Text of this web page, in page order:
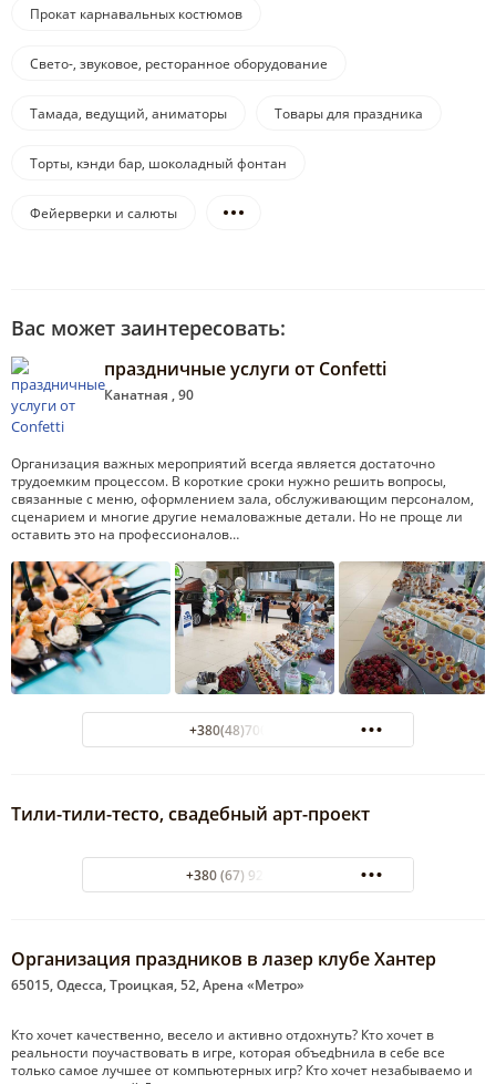
Прокат карнавальных костюмов
Свето-, звуковое, ресторанное оборудование
Тамада, ведущий, аниматоры Товары для праздника
Торты, кэнди бар, шоколадный фонтан
Фейерверки и салюты
Вас может заинтересовать:
праздничные услуги от Confetti
Канатная , 90
Организация важных мероприятий всегда является достаточно
трудоемким процессом. В короткие сроки нужно решить вопросы,
связанные с меню, оформлением зала, обслуживающим персоналом,
сценарием и многие другие немаловажные детали. Но не проще ли
оставить это на профессионалов…
+380(48)700-15-05
Тили-тили-тесто, свадебный арт-проект
+380 (67) 924-48-39
Организация праздников в лазер клубе Хантер
65015, Одесса, Троицкая, 52, Арена «Метро»
Кто хочет качественно, весело и активно отдохнуть? Кто хочет в
реальности поучаствовать в игре, которая объедbнила в себе все
только самое лучшее от компьютерных игр? Кто хочет незабываемо и